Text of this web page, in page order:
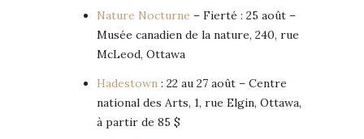
Nature Nocturne – Fierté : 25 août –
Musée canadien de la nature, 240, rue
McLeod, Ottawa
Hadestown : 22 au 27 août – Centre
national des Arts, 1, rue Elgin, Ottawa,
à partir de 85 $